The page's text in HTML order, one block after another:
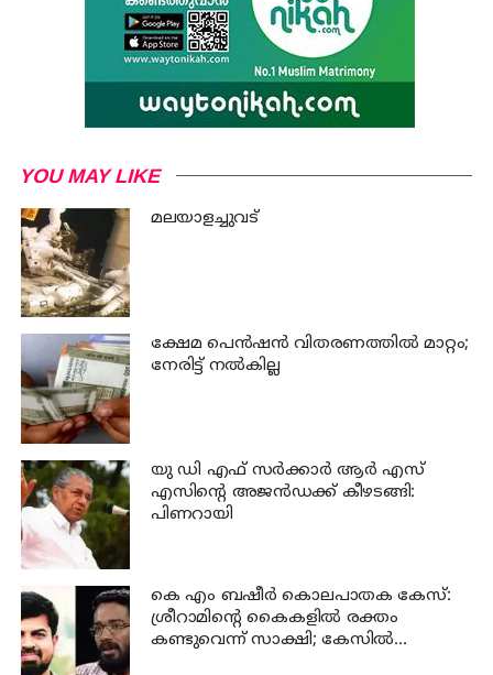
YOU MAY LIKE
മലയാളച്ചുവട്
ക്ഷേമ പെന്‍ഷന്‍ വിതരണത്തില്‍ മാറ്റം;
നേരിട്ട് നല്‍കില്ല
യു ഡി എഫ് സര്‍ക്കാര്‍ ആര്‍ എസ്
എസിന്റെ അജന്‍ഡക്ക്‌ കീഴടങ്ങി:
പിണറായി
കെ എം ബഷീര്‍ കൊലപാതക കേസ്:
ശ്രീറാമിന്റെ കൈകളില്‍ രക്തം
കണ്ടുവെന്ന് സാക്ഷി; കേസില്‍